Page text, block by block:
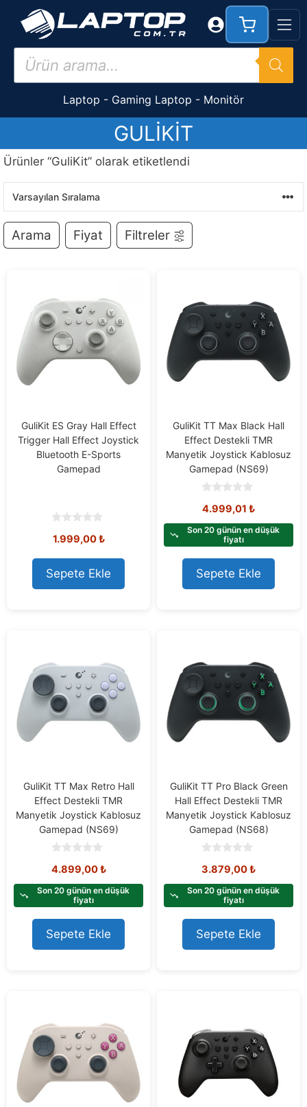
İçeriğe
Products
search
Laptop - Gaming Laptop - Monitör
GULIKIT
Ürünler “GuliKit” olarak etiketlendi
Arama Fiyat Filtreler
GuliKit ES Gray Hall Effect
Trigger Hall Effect Joystick
Bluetooth E-Sports
Gamepad
o
t
o
f
5
1.999,00₺
Sepete Ekle
GuliKit TT Max Black Hall
Effect Destekli TMR
Manyetik Joystick Kablosuz
Gamepad (NS69)
o
t
f
5
4.999,01 ₺
Son 20 günün en düşük
fiyatı
Sepete Ekle
GuliKit TT Max Retro Hall
Effect Destekli TMR
Manyetik Joystick Kablosuz
Gamepad (NS69)
o
t
f
5
4.899,00₺
Son 20 günün en düşük
fiyatı
Sepete Ekle
GuliKit TT Pro Black Green
Hall Effect Destekli TMR
Manyetik Joystick Kablosuz
Gamepad (NS68)
o
t
f
5
3.879,00₺
Son 20 günün en düşük
fiyatı
Sepete Ekle